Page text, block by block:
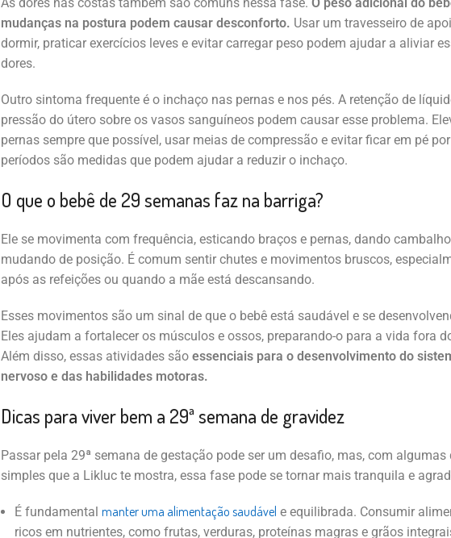
As dores nas costas também são comuns nessa fase. O peso adicional do
mudanças na postura podem causar desconforto. Usar um travesseiro de
dormir, praticar exercícios leves e evitar carregar peso podem ajudar a aliviar
dores.
Outro sintoma frequente é o inchaço nas pernas e nos pés. A retenção de
pressão do útero sobre os vasos sanguíneos podem causar esse problema.
pernas sempre que possível, usar meias de compressão e evitar ficar em pé
períodos são medidas que podem ajudar a reduzir o inchaço.
O que o bebê de 29 semanas faz na barriga?
Ele se movimenta com frequência, esticando braços e pernas, dando
mudando de posição. É comum sentir chutes e movimentos bruscos,
após as refeições ou quando a mãe está descansando.
Esses movimentos são um sinal de que o bebê está saudável e se
Eles ajudam a fortalecer os músculos e ossos, preparando-o para a vida fora
Além disso, essas atividades são essenciais para o desenvolvimento do
nervoso e das habilidades motoras.
Dicas para viver bem a 29ª semana de gravidez
Passar pela 29ª semana de gestação pode ser um desafio, mas, com algumas
simples que a Likluc te mostra, essa fase pode se tornar mais tranquila e
É fundamental manter uma alimentação saudável e equilibrada. Consumir
ricos em nutrientes, como frutas, verduras, proteínas magras e grãos